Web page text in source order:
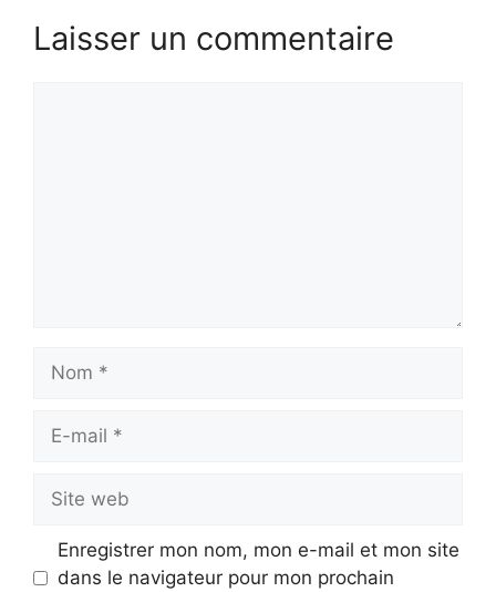
Laisser un commentaire
mail
web
Enregistrer mon nom, mon e-mail et mon site
dans le navigateur pour mon prochain